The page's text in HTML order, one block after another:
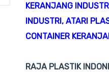
KERANJANG
INDUSTRI, ATARI
CONTAINER
RAJA PLASTIK